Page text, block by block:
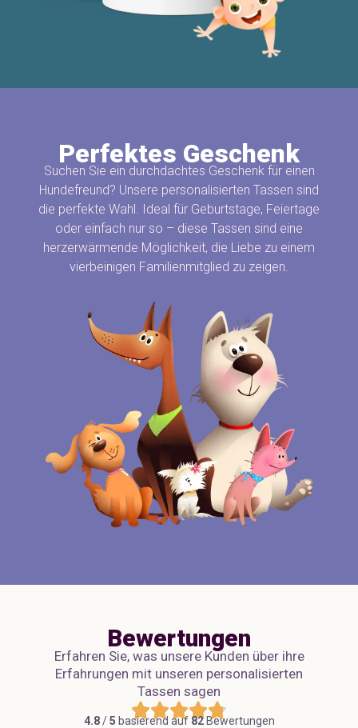
Perfektes Geschenk
Suchen Sie ein durchdachtes Geschenk für einen
Hundefreund? Unsere personalisierten Tassen sind
die perfekte Wahl. Ideal für Geburtstage, Feiertage
oder einfach nur so – diese Tassen sind eine
herzerwärmende Möglichkeit, die Liebe zu einem
vierbeinigen Familienmitglied zu zeigen.
Bewertungen
Erfahren Sie, was unsere Kunden über ihre
Erfahrungen mit unseren personalisierten
Tassen sagen

4.8/5 basierend auf 82Bewertungen